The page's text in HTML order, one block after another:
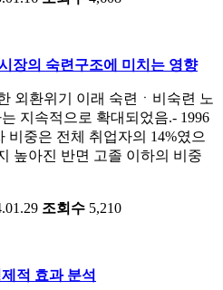
장의 숙련구조에 미치는 영향
외환위기 이래 숙련ㆍ비숙련 노
지속적으로 확대되었음.- 1996
비중은 전체 취업자의 14%였으
높아진 반면 고졸 이하의 비중
조회수 5,210
적 효과 분석